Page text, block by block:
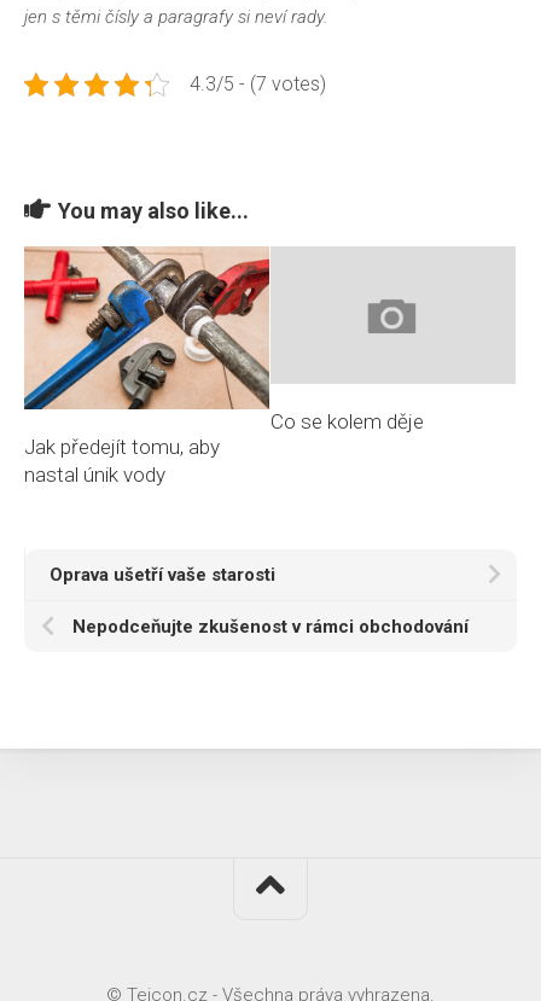
jen s těmi čísly a paragrafy si neví rady.
4.3/5 - (7 votes)
You may also like...
Jak předejít tomu, aby
nastal únik vody
Co se kolem děje
Oprava ušetří vaše starosti
Nepodceňujte zkušenost v rámci obchodování
© Teicon.cz - Všechna práva vyhrazena.